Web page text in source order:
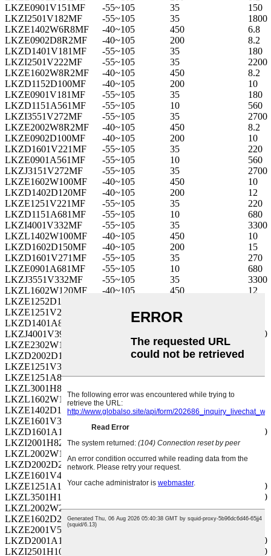
LKZE0901V151MF
-55~105 35
150
LKZI2501V182MF
-55~105 35
1800
LKZE1402W6R8MF
-40~105 450
6.8
LKZE0902D8R2MF
-40~105 200
8.2
LKZD1401V181MF
-55~105 35
180
LKZI2501V222MF
-55~105 35
2200
LKZE1602W8R2MF
-40~105 450
8.2
LKZD1152D100MF
-40~105 200
10
LKZE0901V181MF
-55~105 35
180
LKZD1151A561MF
-55~105 10
560
LKZI3551V272MF
-55~105 35
2700
LKZE2002W8R2MF
-40~105 450
8.2
LKZE0902D100MF
-40~105 200
10
LKZD1601V221MF
-55~105 35
220
LKZE0901A561MF
-55~105 10
560
LKZJ3151V272MF
-55~105 35
2700
LKZE1602W100MF
-40~105 450
10
LKZD1402D120MF
-40~105 200
12
LKZE1251V221MF
-55~105 35
220
LKZD1151A681MF
-55~105 10
680
LKZI4001V332MF
-55~105 35
3300
LKZL1402W100MF
-40~105 450
10
LKZD1602D150MF
-40~105 200
15
LKZD1601V271MF
-55~105 35
270
LKZE0901A681MF
-55~105 10
680
LKZJ3551V332MF
-55~105 35
3300
LKZL1602W120MF
-40~105 450
12
LKZE1252D150MF
LKZE1251V271MF
-55~105 35
LKZD1401A821MF
-55~105 10
LKZJ4001V392MF
3900
LKZE2302W150MF
-40~105 450
LKZD2002D180MF
-40~105 200
LKZE1251V331MF
LKZE1251A821MF
-55~105 10
820
LKZL3001H821MF
LKZL1602W150MF
-40~105 450
LKZE1402D180MF
-40~105 200
18
LKZE1601V391MF
LKZD1601A102MF
-55~105
1000
LKZI2001H821MF
-55~105 50
LKZL2002W180MF
-40~105 450
LKZD2002D220MF
-40~105 200
LKZE1601V471MF
LKZE1251A102MF
-55~105 10
1000
LKZL3501H102MF
1000
LKZL2002W220MF
-40~105 450
22
LKZE1602D220MF
-40~105 200
22
LKZE2001V561MF
LKZD2001A122MF
1200
LKZI2501H102MF
1000